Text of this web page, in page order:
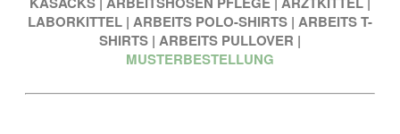
LABORKITTEL | ARBEITS POLO-SHIRTS | ARBEITS T-
SHIRTS | ARBEITS PULLOVER |
MUSTERBESTELLUNG